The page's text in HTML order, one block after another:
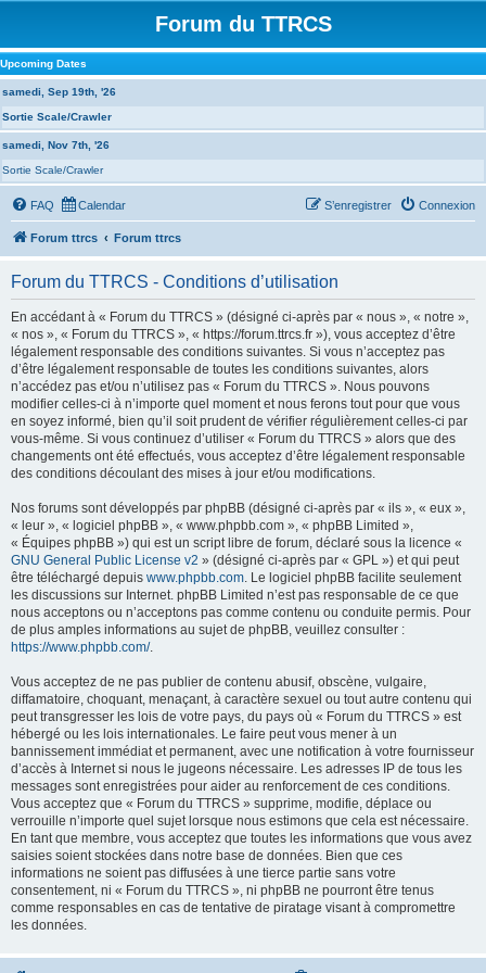
Forum du TTRCS
Upcoming Dates
samedi, Sep 19th, '26
Sortie Scale/Crawler
samedi, Nov 7th, '26
Sortie Scale/Crawler
FAQ Calendar Connexion
S’enregistrer
Forum ttrcs Forum ttrcs
Forum du TTRCS - Conditions d’utilisation
En accédant à « Forum du TTRCS » (désigné ci-après par « nous », « notre »,
« nos », « Forum du TTRCS », « https://forum.ttrcs.fr »), vous acceptez d’être
légalement responsable des conditions suivantes. Si vous n’acceptez pas
d’être légalement responsable de toutes les conditions suivantes, alors
n’accédez pas et/ou n’utilisez pas « Forum du TTRCS ». Nous pouvons
modifier celles-ci à n’importe quel moment et nous ferons tout pour que vous
en soyez informé, bien qu’il soit prudent de vérifier régulièrement celles-ci par
vous-même. Si vous continuez d’utiliser « Forum du TTRCS » alors que des
changements ont été effectués, vous acceptez d’être légalement responsable
des conditions découlant des mises à jour et/ou modifications.
Nos forums sont développés par phpBB (désigné ci-après par « ils », « eux »,
« leur », « logiciel phpBB », « www.phpbb.com », « phpBB Limited »,
« Équipes phpBB ») qui est un script libre de forum, déclaré sous la licence «
GNU General Public License v2 » (désigné ci-après par « GPL ») et qui peut
être téléchargé depuis www.phpbb.com. Le logiciel phpBB facilite seulement
les discussions sur Internet. phpBB Limited n’est pas responsable de ce que
nous acceptons ou n’acceptons pas comme contenu ou conduite permis. Pour
de plus amples informations au sujet de phpBB, veuillez consulter :
https://www.phpbb.com/.
Vous acceptez de ne pas publier de contenu abusif, obscène, vulgaire,
diffamatoire, choquant, menaçant, à caractère sexuel ou tout autre contenu qui
peut transgresser les lois de votre pays, du pays où « Forum du TTRCS » est
hébergé ou les lois internationales. Le faire peut vous mener à un
bannissement immédiat et permanent, avec une notification à votre fournisseur
d’accès à Internet si nous le jugeons nécessaire. Les adresses IP de tous les
messages sont enregistrées pour aider au renforcement de ces conditions.
Vous acceptez que « Forum du TTRCS » supprime, modifie, déplace ou
verrouille n’importe quel sujet lorsque nous estimons que cela est nécessaire.
En tant que membre, vous acceptez que toutes les informations que vous avez
saisies soient stockées dans notre base de données. Bien que ces
informations ne soient pas diffusées à une tierce partie sans votre
consentement, ni « Forum du TTRCS », ni phpBB ne pourront être tenus
comme responsables en cas de tentative de piratage visant à compromettre
les données.